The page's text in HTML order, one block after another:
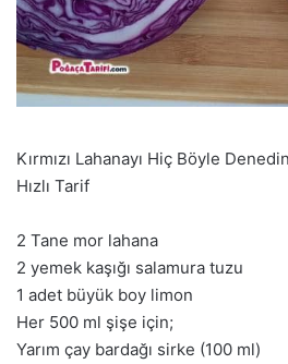
Kırmızı Lahanayı Hiç Böyle
Hızlı Tarif
2 Tane mor lahana
2 yemek kaşığı salamura tuzu
1 adet büyük boy limon
Her 500 ml şişe için;
Yarım çay bardağı sirke (100 ml)